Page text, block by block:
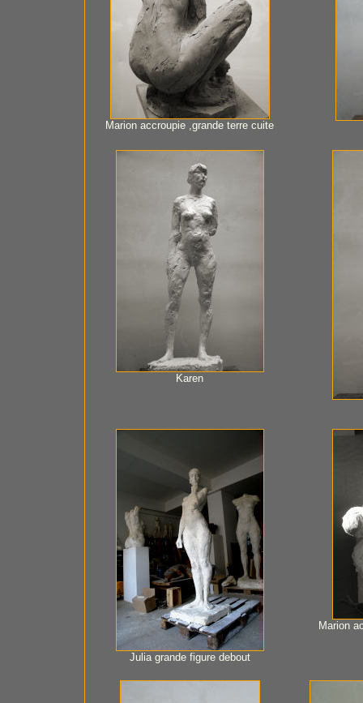
Marion accroupie ,grande terre cuite
Karen
Julia grande figure debout
Marion